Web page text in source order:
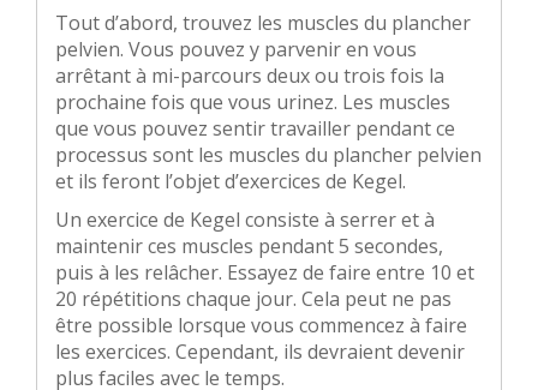
Tout d’abord, trouvez les muscles du plancher
pelvien. Vous pouvez y parvenir en vous
arrêtant à mi-parcours deux ou trois fois la
prochaine fois que vous urinez. Les muscles
que vous pouvez sentir travailler pendant ce
processus sont les muscles du plancher pelvien
et ils feront l’objet d’exercices de Kegel.
Un exercice de Kegel consiste à serrer et à
maintenir ces muscles pendant 5 secondes,
puis à les relâcher. Essayez de faire entre 10 et
20 répétitions chaque jour. Cela peut ne pas
être possible lorsque vous commencez à faire
les exercices. Cependant, ils devraient devenir
plus faciles avec le temps.